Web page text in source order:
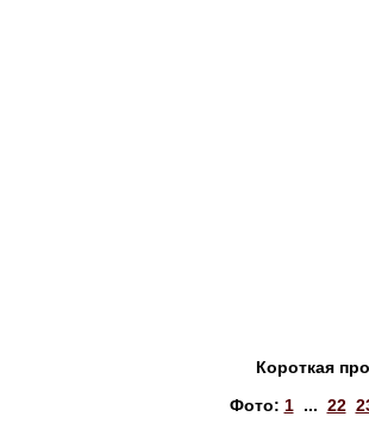
Короткая
Фото: 1... 22